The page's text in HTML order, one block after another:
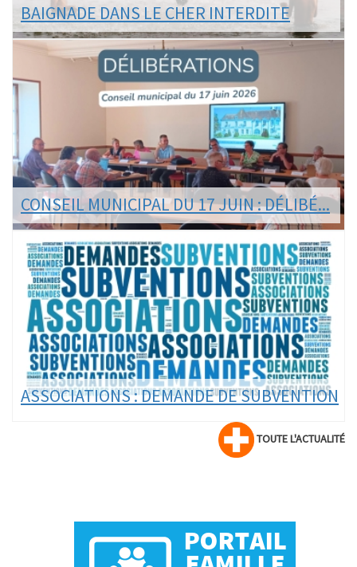
BAIGNADE DANS LE CHER INTERDITE
En ces périodes de températures caniculaires, l'envie
de se rafraîchir peut être forte pour certains...
CONSEIL MUNICIPAL DU 17 JUIN : DÉLIBÉ...
Les délibérations du Conseil municipal du 17 juin
2026 sont consultables en ligne.
LIRE LA SUITE
ASSOCIATIONS : DEMANDE DE SUBVENTION
Le dossier de demande de subvention de
LIRE LA SUITE
TOUTE L'ACTUALITÉ